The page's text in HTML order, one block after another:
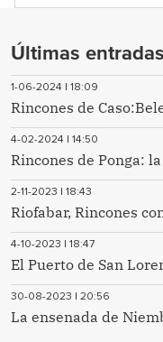
Últimas entradas
1-06-2024 | 18:09
Rincones de
4-02-2024 | 14:50
Rincones de Ponga:
2-11-2023 | 18:43
Riofabar, Rincones
4-10-2023 | 18:47
El Puerto de San
30-08-2023 | 20:56
La ensenada de